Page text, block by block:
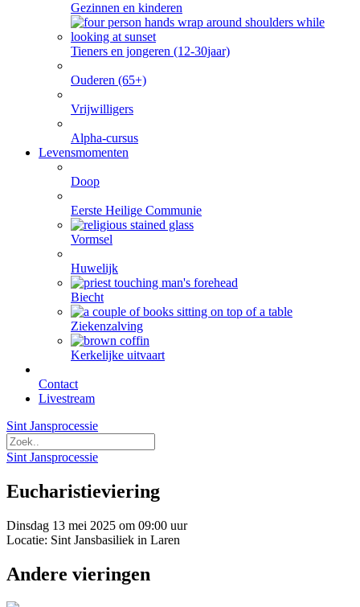
Gezinnen en kinderen
Tieners en jongeren (12-30jaar)
Ouderen (65+)
Vrijwilligers
Alpha-cursus
Levensmomenten
Doop
Eerste Heilige Communie
Vormsel
Huwelijk
Biecht
Ziekenzalving
Kerkelijke uitvaart
Contact
Livestream
Sint Jansprocessie
Sint Jansprocessie
Eucharistieviering
Dinsdag 13 mei 2025 om 09:00 uur
Locatie: Sint Jansbasiliek in Laren
Andere vieringen